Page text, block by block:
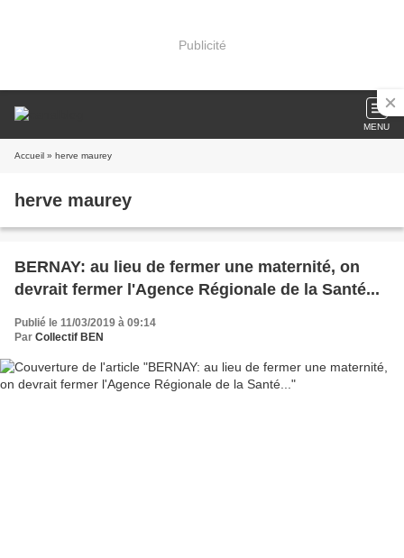
Publicité
MENU
Accueil » herve maurey
herve maurey
BERNAY: au lieu de fermer une maternité, on
devrait fermer l'Agence Régionale de la Santé...
Publié le 11/03/2019 à 09:14
Par Collectif BEN